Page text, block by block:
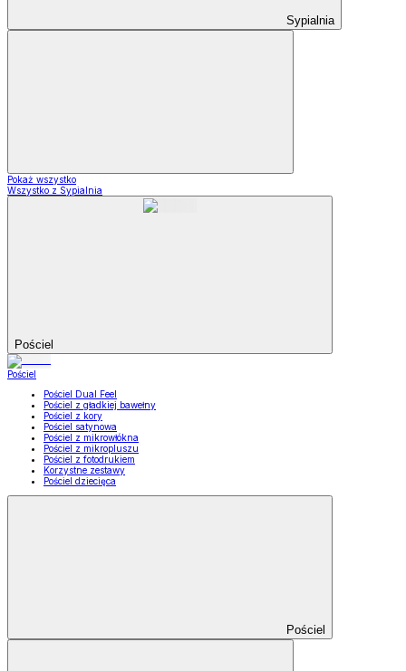
Sypialnia
Pokaż wszystko
Wszystko z Sypialnia
Pościel
Pościel
Pościel Dual Feel
Pościel z gładkiej bawełny
Pościel z kory
Pościel satynowa
Pościel z mikrowłókna
Pościel z mikropluszu
Pościel z fotodrukiem
Korzystne zestawy
Pościel dziecięca
Pościel